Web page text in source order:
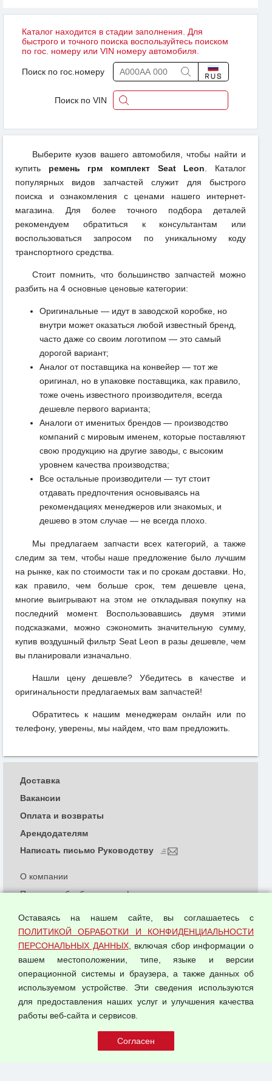
Каталог находится в стадии заполнения. Для
быстрого и точного поиска воспользуйтесь поиском
по гос. номеру или VIN номеру автомобиля.
Поиск по гос.номеру
Поиск по VIN
Выберите кузов вашего автомобиля, чтобы найти и
купить ремень грм комплект Seat Leon. Каталог
популярных видов запчастей служит для быстрого
поиска и ознакомления с ценами нашего интернет-
магазина. Для более точного подбора деталей
рекомендуем обратиться к консультантам или
воспользоваться запросом по уникальному коду
транспортного средства.
Стоит помнить, что большинство запчастей можно
разбить на 4 основные ценовые категории:
Оригинальные — идут в заводской коробке, но
внутри может оказаться любой известный бренд,
часто даже со своим логотипом — это самый
дорогой вариант;
Аналог от поставщика на конвейер — тот же
оригинал, но в упаковке поставщика, как правило,
тоже очень известного производителя, всегда
дешевле первого варианта;
Аналоги от именитых брендов — производство
компаний с мировым именем, которые поставляют
свою продукцию на другие заводы, с высоким
уровнем качества производства;
Все остальные производители — тут стоит
отдавать предпочтения основываясь на
рекомендациях менеджеров или знакомых, и
дешево в этом случае — не всегда плохо.
Мы предлагаем запчасти всех категорий, а также
следим за тем, чтобы наше предложение было лучшим
на рынке, как по стоимости так и по срокам доставки. Но,
как правило, чем больше срок, тем дешевле цена,
многие выигрывают на этом не откладывая покупку на
последний момент. Воспользовавшись двумя этими
подсказками, можно сэкономить значительную сумму,
купив воздушный фильтр Seat Leon в разы дешевле, чем
вы планировали изначально.
Нашли цену дешевле? Убедитесь в качестве и
оригинальности предлагаемых вам запчастей!
Обратитесь к нашим менеджерам онлайн или по
телефону, уверены, мы найдем, что вам предложить.
© 2026 ООО "Феникс"
О компании
Политика обработки и конфиденциальности
Согласием на обработку персональных данных
Оферта оптовой купли-продажи
Публичная оферта
Доставка
Вакансии
Оплата и возвраты
Арендодателям
Написать письмо Руководству
Оставаясь на нашем сайте, вы соглашаетесь с
ПОЛИТИКОЙ ОБРАБОТКИ И КОНФИДЕНЦИАЛЬНОСТИ
ПЕРСОНАЛЬНЫХ ДАННЫХ, включая сбор информации о
вашем местоположении, типе, языке и версии
операционной системы и браузера, а также данных об
используемом устройстве. Эти сведения используются
для предоставления наших услуг и улучшения качества
работы веб-сайта и сервисов.